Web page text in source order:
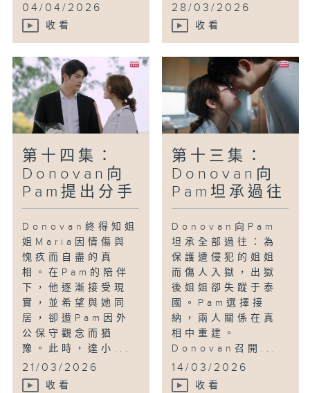
04/04/2026
收看
28/03/2026
收看
第十四集：
Donovan向
Pam提出分手
Donovan終得知姐
姐Maria因情傷與
愧疚而自盡的真
相。在Pam的陪伴
下，他逐漸接受現
實，並希望與她同
居，卻遭Pam因外
公保守觀念而猶
豫。此時，達小...
21/03/2026
收看
第十三集：
Donovan向
Pam坦承過往
Donovan向Pam
坦承全部過往：為
保護遭侵犯的姐姐
而傷人入獄，出獄
後姐姐卻失蹤于泰
國。Pam選擇接
納，兩人關係在真
相中重建。
Donovan召開...
14/03/2026
收看